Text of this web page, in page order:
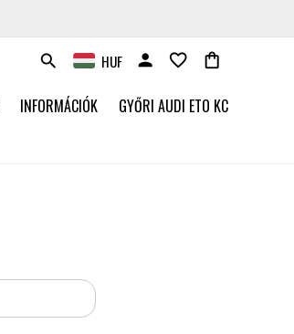
INFORMÁCIÓK GYŐRI AUDI ETO KC
search HUF person favorite_border shopping_bag